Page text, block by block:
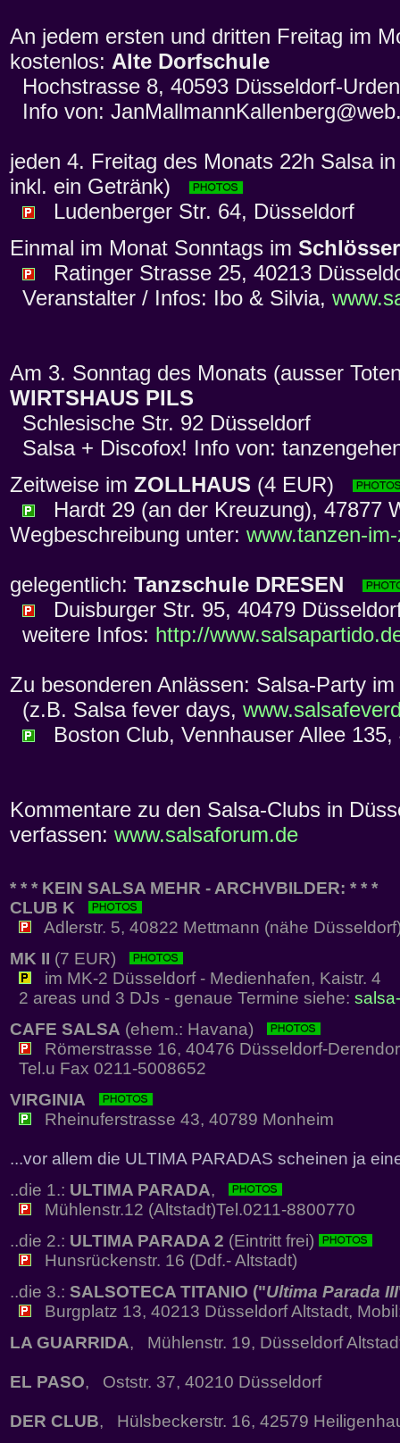
An jedem ersten und dritten Freitag im
kostenlos: Alte Dorfschule
Hochstrasse 8, 40593 Düsseldorf-
Info von:
jeden 4. Freitag des Monats 22h Salsa
inkl. ein Getränk)
Ludenberger Str. 64, Düsseldorf
Einmal im Monat Sonntags im
Ratinger Strasse 25, 40213
Veranstalter / Infos: Ibo & Silvia,
Am 3. Sonntag des Monats (ausser
WIRTSHAUS PILS
Schlesische Str. 92 Düsseldorf
Salsa + Discofox! Info von:
Zeitweise im ZOLLHAUS (4 EUR)
Hardt 29 (an der Kreuzung), 47877
Wegbeschreibung unter: www.tanzen-
gelegentlich: Tanzschule DRESEN
Duisburger Str. 95, 40479
weitere Infos: http://
Zu besonderen Anlässen: Salsa-Party im
(z.B. Salsa fever days,
Boston Club, Vennhauser Allee 135,
Kommentare zu den Salsa-Clubs in
verfassen: www.salsaforum.de
* * * KEIN SALSA MEHR - ARCHVBILDER: * * *
CLUB K
Adlerstr. 5, 40822 Mettmann (nähe
MK II (7 EUR)
im MK-2 Düsseldorf - Medienhafen, Kaistr. 4
2 areas und 3 DJs - genaue Termine siehe:
CAFE SALSA (ehem.: Havana)
Römerstrasse 16, 40476 Düsseldorf-
Tel.u Fax 0211-5008652
VIRGINIA
Rheinuferstrasse 43, 40789 Monheim
...vor allem die ULTIMA PARADAS scheinen ja
..die 1.: ULTIMA PARADA,
Mühlenstr.12 (Altstadt)Tel.0211-8800770
..die 2.: ULTIMA PARADA 2 (Eintritt frei)
Hunsrückenstr. 16 (Ddf.- Altstadt)
..die 3.: SALSOTECA TITANIO ("Ultima Parada III
Burgplatz 13, 40213 Düsseldorf Altstadt,
LA GUARRIDA, Mühlenstr. 19, Düsseldorf
EL PASO, Oststr. 37, 40210 Düsseldorf
DER CLUB, Hülsbeckerstr. 16, 42579